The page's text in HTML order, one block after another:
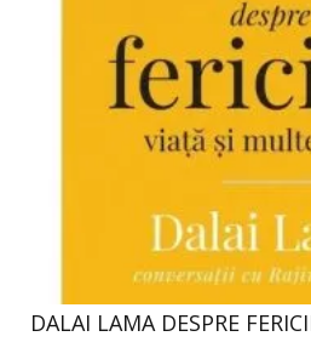
DALAI LAMA DESPRE